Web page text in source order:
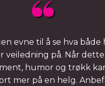
evne til å se hva både
veiledning på. Når
humor og trøkk
mer på en helg.